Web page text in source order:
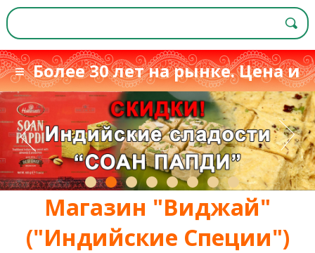
≡ Более 30 лет на рынке. Цена и
качествос 1993 г.≡
Магазин "Виджай"
("Индийские Специи")